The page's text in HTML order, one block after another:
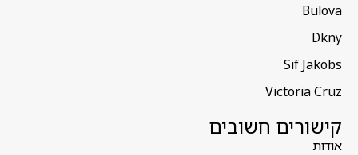
Bulova
Dkny
Sif Jakobs
Victoria Cruz
קישורים חשובים
אודות